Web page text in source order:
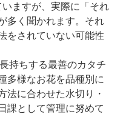
ますが、実際に「それ
多く聞かれます。それ
をされていない可能性
持ちする最善のカタチ
多様なお花を品種別に
法に合わせた水切り・
課として管理に努めて